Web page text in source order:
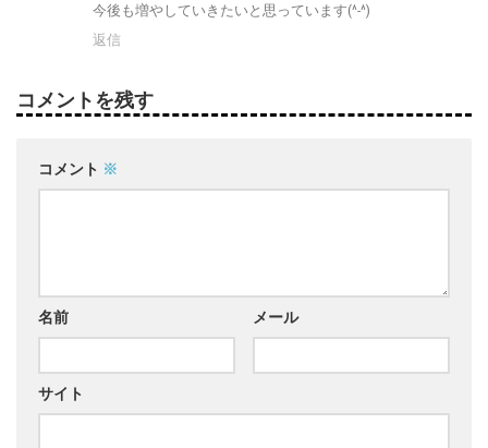
今後も増やしていきたいと思っています(^-^)
返信
コメントを残す
コメント ※
名前 メール
サイト